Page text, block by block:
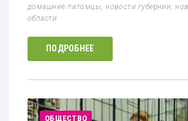
домашние питомцы,новости губернии,
области
ПОДРОБНЕЕ
ОБЩЕСТВО